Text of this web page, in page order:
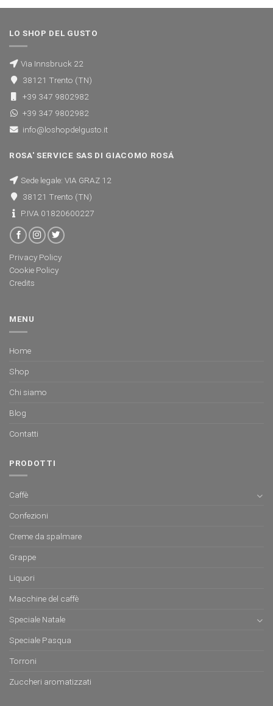
LO SHOP DEL GUSTO
Via Innsbruck 22
38121 Trento (TN)
+39 347 9802982
+39 347 9802982
info@loshopdelgusto.it
ROSA' SERVICE SAS DI GIACOMO ROSÁ
Sede legale: VIA GRAZ 12
38121 Trento (TN)
P.IVA 01820600227
Privacy Policy
Cookie Policy
Credits
MENU
Home
Shop
Chi siamo
Blog
Contatti
PRODOTTI
Caffè
Confezioni
Creme da spalmare
Grappe
Liquori
Macchine del caffè
Speciale Natale
Speciale Pasqua
Torroni
Zuccheri aromatizzati